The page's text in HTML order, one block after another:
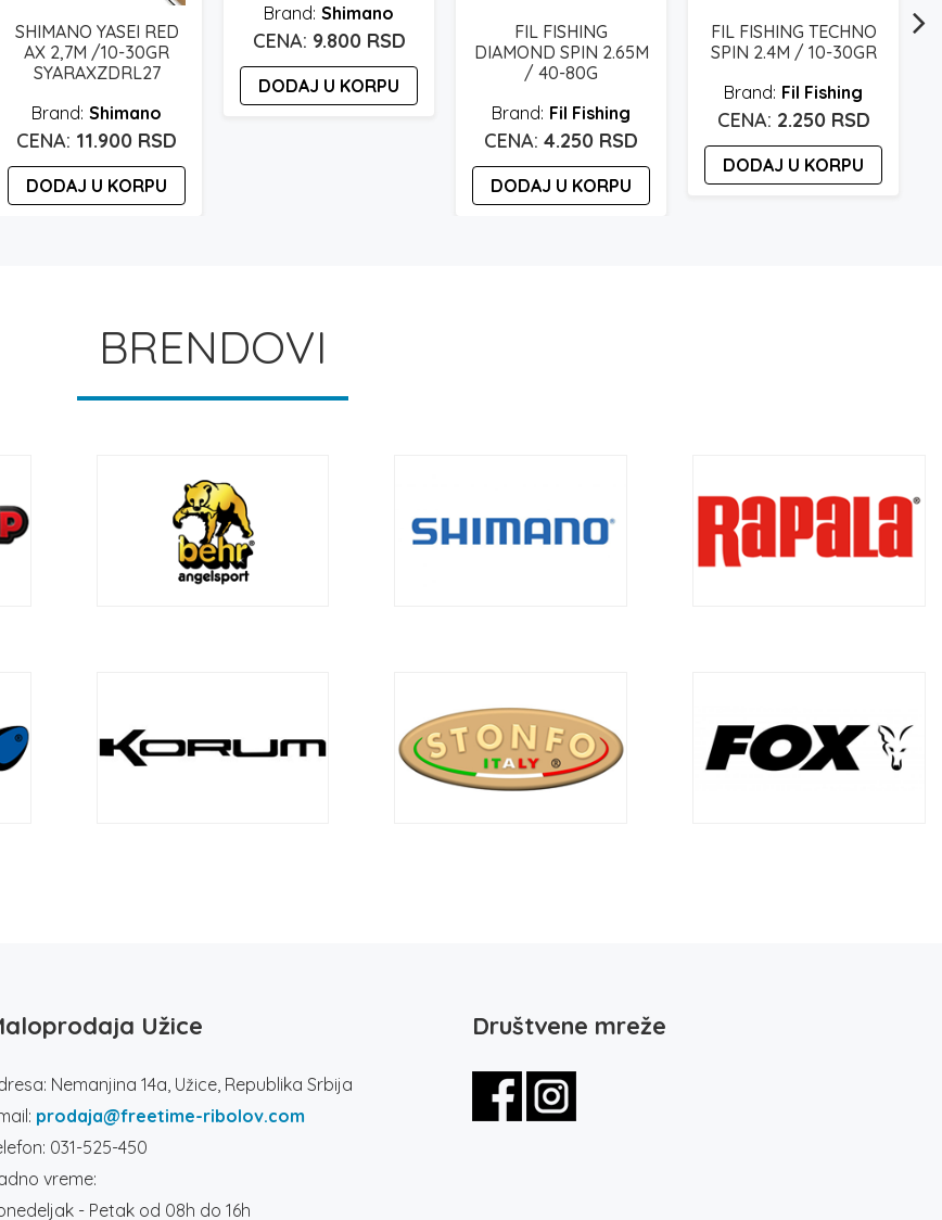
SHIMANO YASEI RED
AX 2,7M /10-30GR
SYARAXZDRL27
Shimano
11.900 RSD
DODAJ U KORPU
Shimano
9.800 RSD
DODAJ U KORPU
FIL FISHING
DIAMOND SPIN 2.65M
/ 40-80G
Fil Fishing
4.250 RSD
DODAJ U KORPU
FIL FISHING TECHNO
SPIN 2.4M / 10-30GR
Fil Fishing
2.250 RSD
DODAJ U KORPU
BRENDOVI
Užice
Nemanjina 14a, Užice, Republika Srbija
prodaja@freetime-ribolov.com
031-525-450
vreme:
- Petak od 08h do 16h
Društvene mreže